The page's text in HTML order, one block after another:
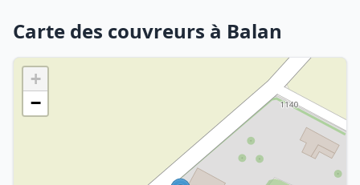
Carte des couvreurs à Balan
+
−